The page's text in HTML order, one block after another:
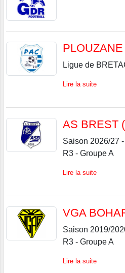
Ligue de
Lire la suite
AS BREST
Saison 2026/27
R3 - Groupe A
Lire la suite
VGA
Saison 2019/
R3 - Groupe A
Lire la suite